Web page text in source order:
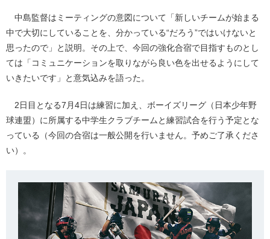
中島監督はミーティングの意図について「新しいチームが始まる
中で大切にしていることを、分かっている“だろう”ではいけないと
思ったので」と説明。その上で、今回の強化合宿で目指すものとし
ては「コミュニケーションを取りながら良い色を出せるようにして
いきたいです」と意気込みを語った。
2日目となる7月4日は練習に加え、ボーイズリーグ（日本少年野
球連盟）に所属する中学生クラブチームと練習試合を行う予定とな
っている（今回の合宿は一般公開を行いません。予めご了承くださ
い）。